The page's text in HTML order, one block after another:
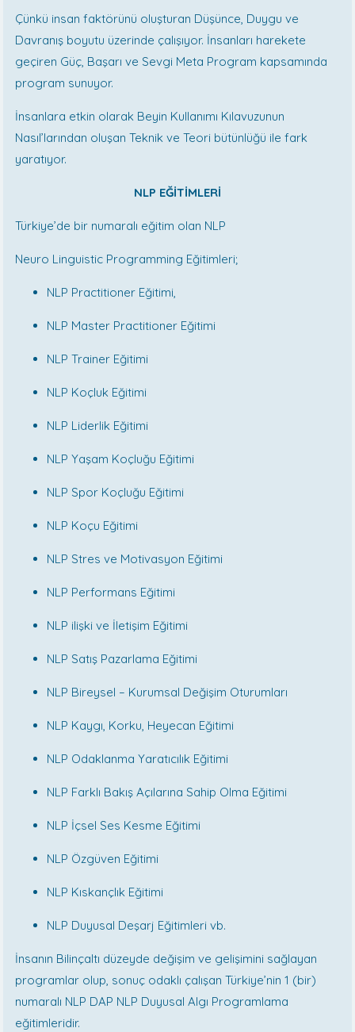
Çünkü insan faktörünü oluşturan Düşünce, Duygu ve
Davranış boyutu üzerinde çalışıyor. İnsanları harekete
geçiren Güç, Başarı ve Sevgi Meta Program kapsamında
program sunuyor.
İnsanlara etkin olarak Beyin Kullanımı Kılavuzunun
Nasıl’larından oluşan Teknik ve Teori bütünlüğü ile fark
yaratıyor.
NLP EĞİTİMLERİ
Türkiye’de bir numaralı eğitim olan NLP
Neuro Linguistic Programming Eğitimleri;
NLP Practitioner Eğitimi,
NLP Master Practitioner Eğitimi
NLP Trainer Eğitimi
NLP Koçluk Eğitimi
NLP Liderlik Eğitimi
NLP Yaşam Koçluğu Eğitimi
NLP Spor Koçluğu Eğitimi
NLP Koçu Eğitimi
NLP Stres ve Motivasyon Eğitimi
NLP Performans Eğitimi
NLP ilişki ve İletişim Eğitimi
NLP Satış Pazarlama Eğitimi
NLP Bireysel – Kurumsal Değişim Oturumları
NLP Kaygı, Korku, Heyecan Eğitimi
NLP Odaklanma Yaratıcılık Eğitimi
NLP Farklı Bakış Açılarına Sahip Olma Eğitimi
NLP İçsel Ses Kesme Eğitimi
NLP Özgüven Eğitimi
NLP Kıskançlık Eğitimi
NLP Duyusal Deşarj Eğitimleri vb.
İnsanın Bilinçaltı düzeyde değişim ve gelişimini sağlayan
programlar olup, sonuç odaklı çalışan Türkiye’nin 1 (bir)
numaralı NLP DAP NLP Duyusal Algı Programlama
eğitimleridir.